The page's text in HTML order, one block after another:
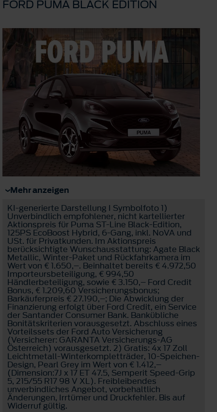
FORD PUMA BLACK EDITION
Mehr anzeigen
KI-generierte Darstellung I Symbolfoto 1)
Unverbindlich empfohlener, nicht kartellierter
Aktionspreis für Puma ST-Line Black-Edition,
125PS EcoBoost Hybrid, 6-Gang, inkl. NoVA und
USt. für Privatkunden. Im Aktionspreis
berücksichtigte Wunschausstattung: Agate Black
Metallic, Winter-Paket und Rückfahrkamera im
Wert von € 1.650,–. Beinhaltet bereits € 4.972,50
Importeursbeteiligung, € 994,50
Händlerbeteiligung, sowie € 3.150,– Ford Credit
Bonus, € 1.209,60 Versicherungsbonus;
Barkäuferpreis € 27.190,–; Die Abwicklung der
Finanzierung erfolgt über Ford Credit, ein Service
der Santander Consumer Bank. Bankübliche
Bonitätskriterien vorausgesetzt. Abschluss eines
Vorteilssets der Ford Auto Versicherung
(Versicherer: GARANTA Versicherungs-AG
Österreich) vorausgesetzt. 2) Gratis: 4x 17 Zoll
Leichtmetall-Winterkompletträder, 10-Speichen-
Design, Pearl Grey im Wert von € 1.412,–
(Dimension:7J x 17 ET 47.5, Semperit Speed-Grip
5, 215/55 R17 98 V XL). Freibleibendes
unverbindliches Angebot, vorbehaltlich
Änderungen, Irrtümer und Druckfehler. Bis auf
Widerruf gültig.